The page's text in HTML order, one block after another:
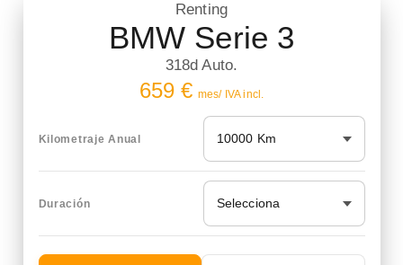
Renting
BMW Serie 3
318d Auto.
659 € mes/ IVA incl.
Kilometraje Anual 10000 Km
Duración Selecciona